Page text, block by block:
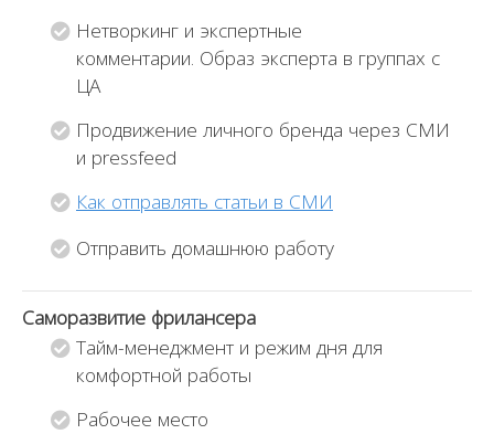
Нетворкинг и экспертные
комментарии. Образ эксперта в группах с
ЦА
Продвижение личного бренда через СМИ
и pressfeed
Как отправлять статьи в СМИ
Отправить домашнюю работу
Саморазвитие фрилансера
Тайм-менеджмент и режим дня для
комфортной работы
Рабочее место